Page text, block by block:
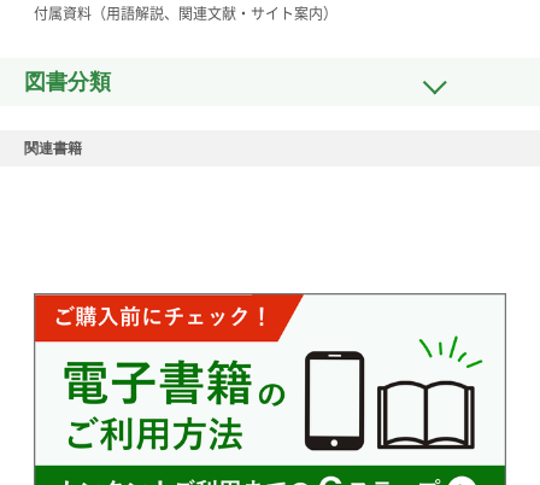
付属資料（用語解説、関連文献・サイト案内）
図書分類
関連書籍